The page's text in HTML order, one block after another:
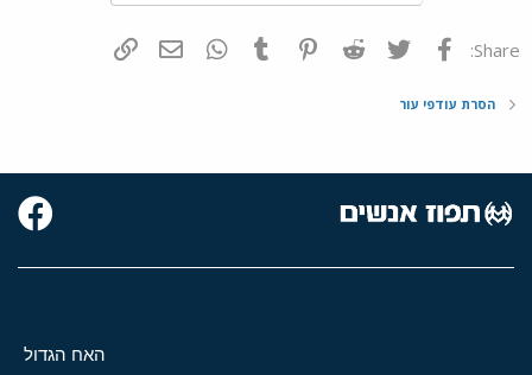
Share: פייסבוק Twitter
Reddit
Pinterest
Tumblr
WhatsAppדואר אלקטרוני
הסרת עודפי עור
האח הגדול